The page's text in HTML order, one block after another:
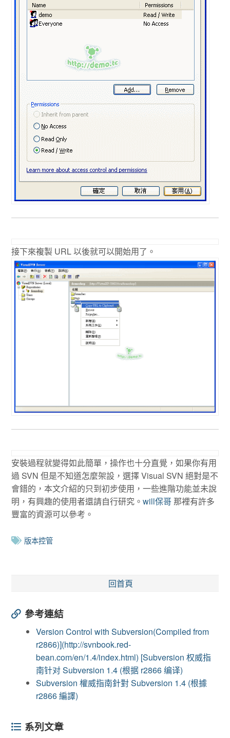
接下來複製 URL 以後就可以開始用了。
安裝過程就變得如此簡單，操作也十分直覺，如果你有用
過 SVN 但是不知道怎麼架設，選擇 Visual SVN 絕對是不
會錯的，本文介紹的只到初步使用，一些進階功能並未說
明，有興趣的使用者還請自行研究。will保哥那裡有許多
豐富的資源可以參考。
版本控管
回首頁
參考連結
Version Control with Subversion(Compiled from
r2866)](http://svnbook.red-
bean.com/en/1.4/index.html) [Subversion 权威指
南针对 Subversion 1.4 (根据 r2866 编译)
Subversion 權威指南針對 Subversion 1.4 (根據
r2866 編譯)
系列文章